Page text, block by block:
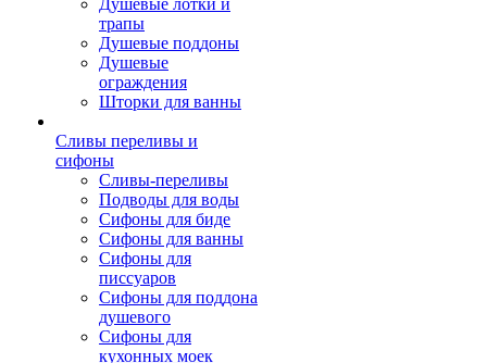
Душевые лотки и
трапы
Душевые поддоны
Душевые
ограждения
Шторки для ванны
Сливы переливы и
сифоны
Сливы-переливы
Подводы для воды
Сифоны для биде
Сифоны для ванны
Сифоны для
писсуаров
Сифоны для поддона
душевого
Сифоны для
кухонных моек